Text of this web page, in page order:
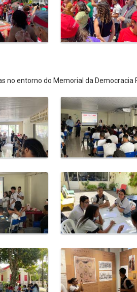
no entorno do Memorial da Democracia